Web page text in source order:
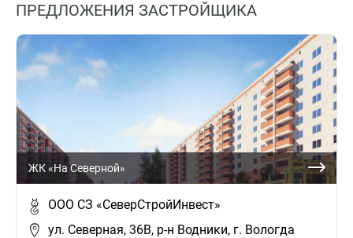
ПРЕДЛОЖЕНИЯ ЗАСТРОЙЩИКА
ЖК «На Северной»
ООО СЗ «СеверСтройИнвест»
ул. Северная, 36В, р-н Водники, г. Вологда